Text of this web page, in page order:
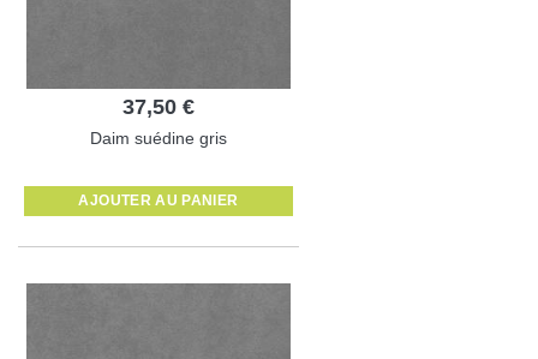
37,50 €
Daim suédine gris
AJOUTER AU PANIER